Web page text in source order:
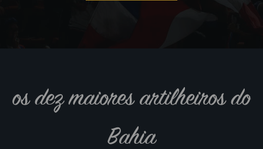
os dez maiores artilheiros do
Bahia